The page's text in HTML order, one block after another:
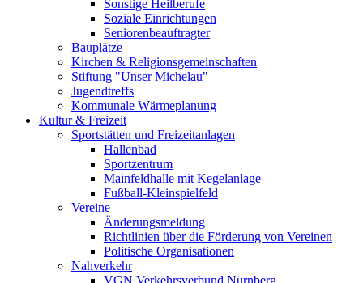
Sonstige Heilberufe
Soziale Einrichtungen
Seniorenbeauftragter
Bauplätze
Kirchen & Religionsgemeinschaften
Stiftung "Unser Michelau"
Jugendtreffs
Kommunale Wärmeplanung
Kultur & Freizeit
Sportstätten und Freizeitanlagen
Hallenbad
Sportzentrum
Mainfeldhalle mit Kegelanlage
Fußball-Kleinspielfeld
Vereine
Änderungsmeldung
Richtlinien über die Förderung von Vereinen
Politische Organisationen
Nahverkehr
VGN Verkehrsverbund Nürnberg